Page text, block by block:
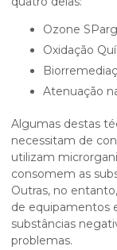
Ozone
Oxidação
Atenuação
Algumas destas
necessitam de
utilizam
consomem as
Outras, no
de equipamentos
substâncias
problemas.